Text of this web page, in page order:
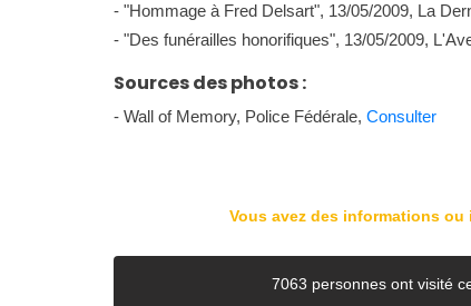
- "Hommage à Fred Delsart", 13/05/2009, La
- "Des funérailles honorifiques", 13/05/2009,
Sources des photos :
- Wall of Memory, Police Fédérale, Consulter
Vous avez des informations ou
7063 personnes ont visité